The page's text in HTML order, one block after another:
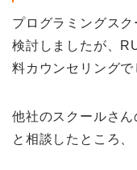
プログラミングス
検討しましたが、
料カウンセリングで
他社のスクールさん
と相談したところ、